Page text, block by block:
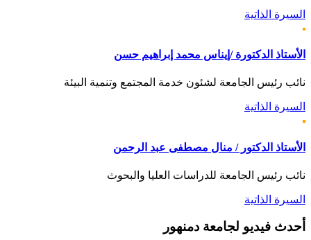
السيرة الذاتية
الأستاذ الدكتورة /إيناس محمد إبراهيم حسن
نائب رئيس الجامعة لشئون خدمة المجتمع وتنمية البيئة
السيرة الذاتية
الأستاذ الدكتور / منال مصطفى عبد الرحمن
نائب رئيس الجامعة للدراسات العليا والبحوث
السيرة الذاتية
أحدث فيديو لجامعة دمنهور